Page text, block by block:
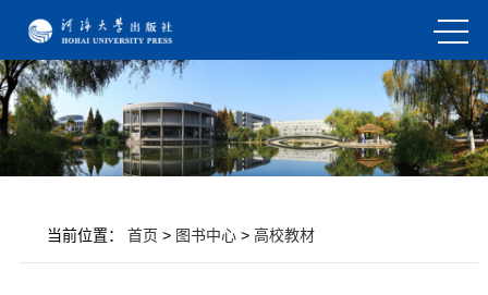
当前位置： 首页 > 图书中心> 高校教材